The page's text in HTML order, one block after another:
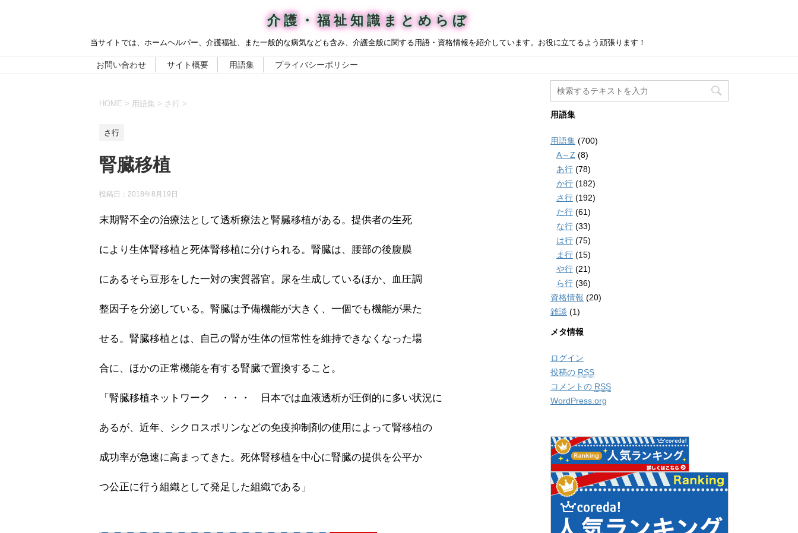
介護・福祉知識まとめらぼ
当サイトでは、ホームヘルパー、介護福祉、また一般的な病気なども含み、介護全般に関する用語・資格情報を紹介しています。お役に立てるよう頑張ります！
お問い合わせ サイト概要 用語集 プライバシーポリシー
HOME > 用語集 > さ行 >
さ行
腎臓移植
投稿日： 2018年8月19日
末期腎不全の治療法として透析療法と腎臓移植がある。提供者の生死
により生体腎移植と死体腎移植に分けられる。腎臓は、腰部の後腹膜
にあるそら豆形をした一対の実質器官。尿を生成しているほか、血圧調
整因子を分泌している。腎臓は予備機能が大きく、一個でも機能が果た
せる。腎臓移植とは、自己の腎が生体の恒常性を維持できなくなった場
合に、ほかの正常機能を有する腎臓で置換すること。
「腎臓移植ネットワーク ・・・ 日本では血液透析が圧倒的に多い状況に
あるが、近年、シクロスポリンなどの免疫抑制剤の使用によって腎移植の
成功率が急速に高まってきた。死体腎移植を中心に腎臓の提供を公平か
つ公正に行う組織として発足した組織である」
用語集
用語集 (700)
A～Z (8)
あ行 (78)
か行 (182)
さ行 (192)
た行 (61)
な行 (33)
は行 (75)
ま行 (15)
や行 (21)
ら行 (36)
資格情報 (20)
雑談 (1)
メタ情報
ログイン
投稿の RSS
コメントの RSS
WordPress.org